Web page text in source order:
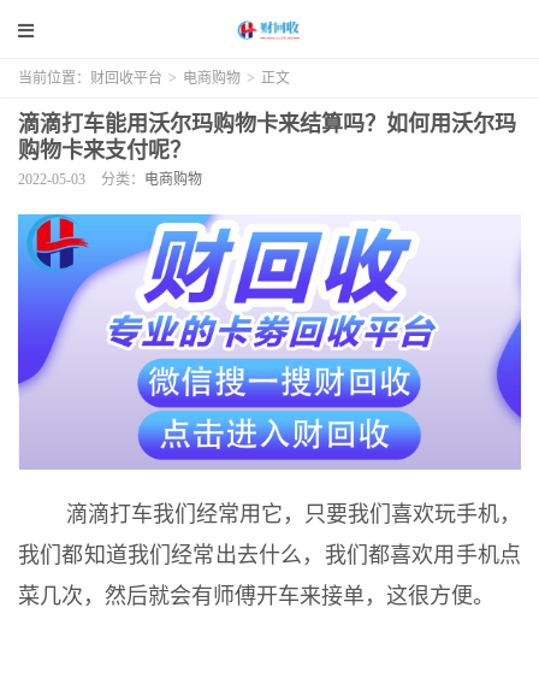
当前位置： 财回收平台 > 电商购物 > 正文
滴滴打车能用沃尔玛购物卡来结算吗？如何用沃尔玛
购物卡来支付呢？
2022-05-03 分类： 电商购物
滴滴打车我们经常用它，只要我们喜欢玩手机，
我们都知道我们经常出去什么，我们都喜欢用手机点
菜几次，然后就会有师傅开车来接单，这很方便。